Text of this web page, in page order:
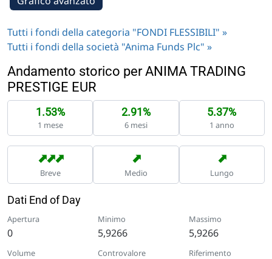
Tutti i fondi della categoria "FONDI FLESSIBILI" »
Tutti i fondi della società "Anima Funds Plc" »
Andamento storico per ANIMA TRADING
PRESTIGE EUR
1.53%
1 mese
2.91%
6 mesi
5.37%
1 anno
➡
➡
➡
Breve
➡
Medio
➡
Lungo
Dati End of Day
Apertura
0
Minimo
5,9266
Massimo
5,9266
Volume Controvalore Riferimento